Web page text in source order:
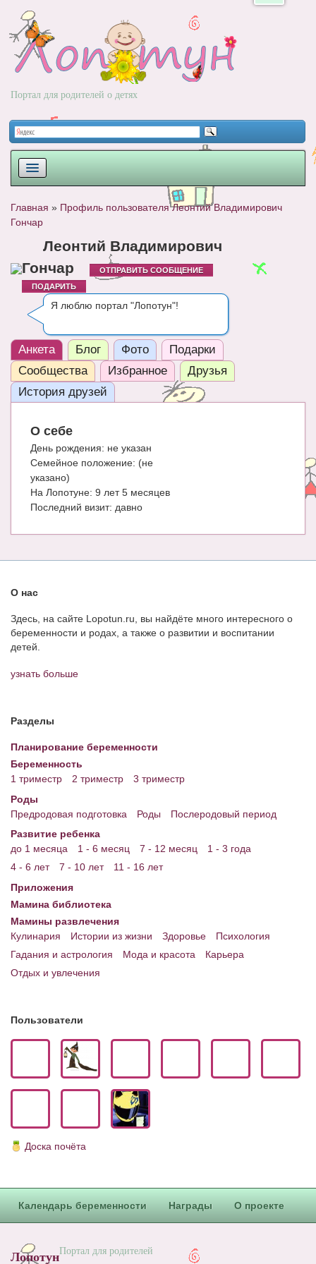
Портал для родителей о детях
РОДЫ
НОВОРОЖДЕННЫЙ
РАЗВИТИЕ
ВОПРОС-ОТВЕТ
КНИГИ
Рекомендовано
ПСИХОЛОГИЯ
ЗДОРОВЬЕ
МОДА И КРАСОТА
Календарь беременности
Мамина энциклопедия
Сервис. Оценка роста и веса ребенка
Приложения для Android
Полезные ссылки
Опросы
НОВОСТИ ЛОПОТУНА
Блог Администратора
О проекте
Главная » Профиль пользователя Леонтий Владимирович
Гончар
Леонтий Владимирович
Гончар
ОТПРАВИТЬ СООБЩЕНИЕ
ПОДАРИТЬ
Я люблю портал "Лопотун"!
Анкета Блог Фото
Подарки
Сообщества
Избранное
Друзья
История друзей
О себе
День рождения: не указан
Семейное положение: (не
указано)
На Лопотуне: 9 лет 5 месяцев
Последний визит: давно
О нас
Здесь, на сайте Lopotun.ru, вы найдёте много интересного о
беременности и родах, а также о развитии и воспитании
детей.
узнать больше
Разделы
Планирование беременности
Беременность
1 триместр
2 триместр
3 триместр
Роды
Предродовая подготовка
Роды
Послеродовый период
Развитие ребенка
до 1 месяца
1 - 6 месяц 7 - 12 месяц
1 - 3 года
4 - 6 лет
7 - 10 лет
11 - 16 лет
Приложения
Мамина библиотека
Мамины развлечения
Кулинария
Истории из жизни Здоровье
Психология
Гадания и астрология
Мода и красота
Карьера
Отдых и увлечения
Пользователи
Доска почёта
Календарь беременности Награды О проекте
ЛопотунПортал для родителей